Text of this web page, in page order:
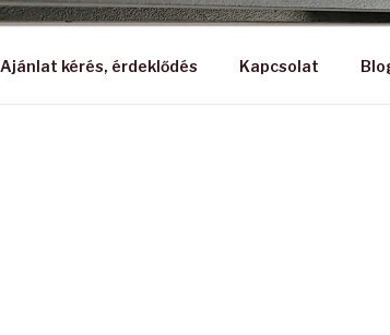
Ajánlat kérés, érdeklődés Kapcsolat